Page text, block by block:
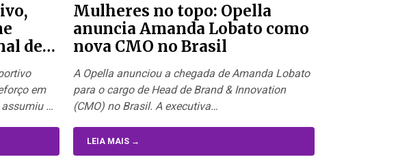
de
em
a
Mulheres no topo: Opella
anuncia Amanda Lobato como
nova CMO no Brasil
A Opella anunciou a chegada de Amanda Lobato
para o cargo de Head de Brand & Innovation
(CMO) no Brasil. A executiva…
LEIA MAIS →